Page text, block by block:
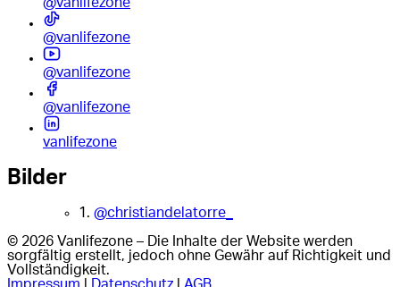
@vanlifezone
@vanlifezone
@vanlifezone
vanlifezone
Bilder
1. @christiandelatorre_
© 2026 Vanlifezone – Die Inhalte der Website werden
sorgfältig erstellt, jedoch ohne Gewähr auf Richtigkeit und
Vollständigkeit.